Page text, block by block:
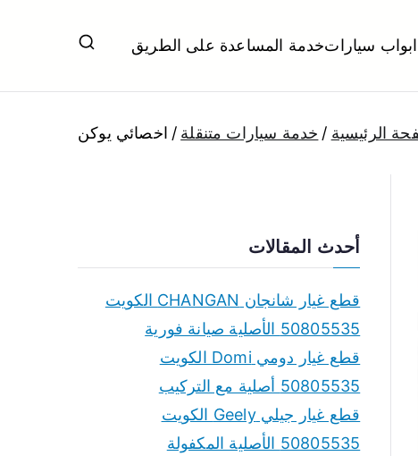
تبديل بطاريات بارخص الاسعار
سياراتخدمة المساعدة على الطريق
الرئيسية خدمة سيارات متنقلة اخصائي يوكن
أحدث المقالات
قطع غيار شانجان CHANGAN الكويت
50805535 الأصلية صيانة فورية
قطع غيار دومي Domi الكويت
50805535 أصلية مع التركيب
قطع غيار جيلي Geely الكويت
50805535 الأصلية المكفولة